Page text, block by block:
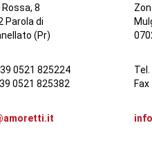
Rossa, 8
Parola di
(Pr)
0521 825224
0521 825382